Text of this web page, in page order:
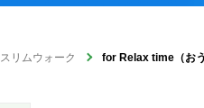
スリムウォーク for Relax time（おう